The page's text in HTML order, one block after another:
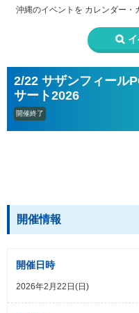
沖縄のイベントを カレンダー・
2/22 サザンフィール
サート2026
開催終了
開催情報
開催日時
2026年2月22日(日)